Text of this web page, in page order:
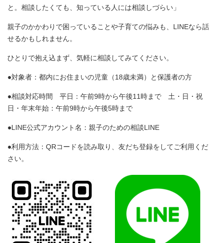
と。相談したくても、知っている人には相談しづらい」
親子のかかわりで困っていることや子育ての悩みも、LINEなら話
せるかもしれません。
ひとりで抱え込まず、気軽に相談してみてください。
●対象者：都内にお住まいの児童（18歳未満）と保護者の方
●相談対応時間 平日：午前9時から午後11時まで 土・日・祝
日・年末年始：午前9時から午後5時まで
●LINE公式アカウント名：親子のための相談LINE
●利用方法：QRコードを読み取り、友だち登録をしてご利用くだ
さい。